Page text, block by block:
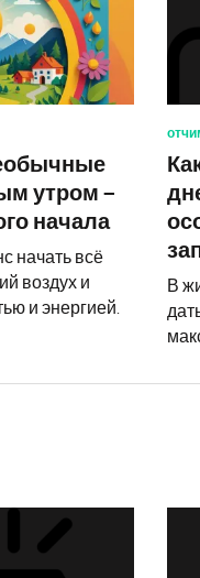
утром –
начала
начать всё
воздух и
и энергией.
В